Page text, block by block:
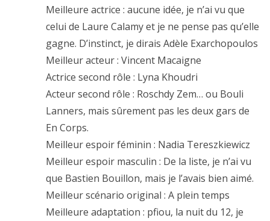
Meilleure actrice : aucune idée, je n’ai vu que
celui de Laure Calamy et je ne pense pas qu’elle
gagne. D’instinct, je dirais Adèle Exarchopoulos
Meilleur acteur : Vincent Macaigne
Actrice second rôle : Lyna Khoudri
Acteur second rôle : Roschdy Zem… ou Bouli
Lanners, mais sûrement pas les deux gars de
En Corps.
Meilleur espoir féminin : Nadia Tereszkiewicz
Meilleur espoir masculin : De la liste, je n’ai vu
que Bastien Bouillon, mais je l’avais bien aimé.
Meilleur scénario original : A plein temps
Meilleure adaptation : pfiou, la nuit du 12, je